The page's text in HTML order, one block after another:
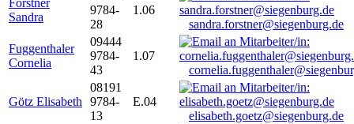
Forstner
Sandra
9784-
28
1.06
sandra.forstner@siegenburg.de
Fuggenthaler
Cornelia
09444
9784-
43
1.07
Götz Elisabeth
08191
9784-
13
E.04
elisabeth.goetz@siegenburg.de